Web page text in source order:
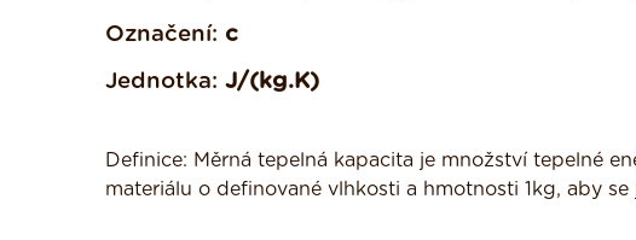
Označení: c
Jednotka: J/(kg.K)
Definice: Měrná tepelná kapacita je množství tepelné
materiálu o definované vlhkosti a hmotnosti 1kg, aby se